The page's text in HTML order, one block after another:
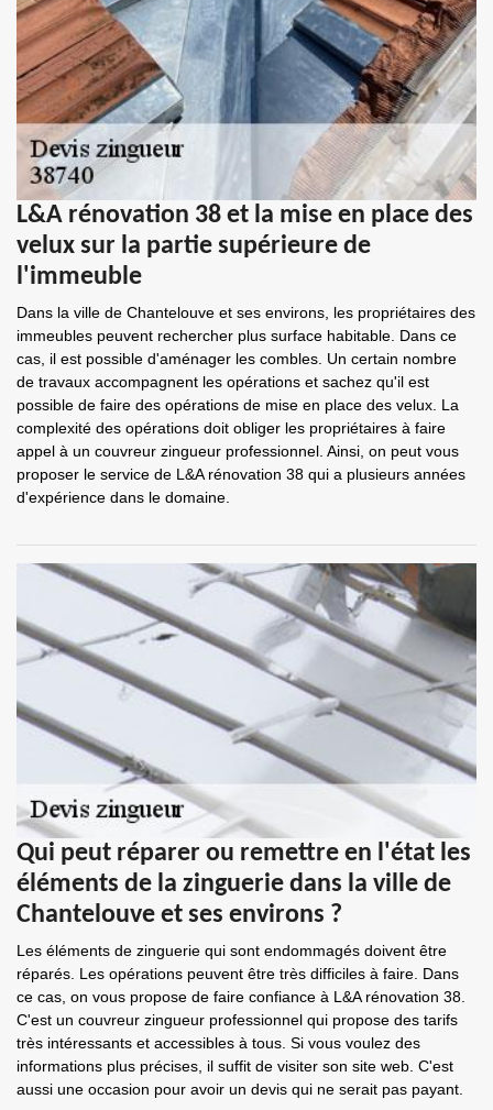
L&A rénovation 38 et la mise en place des
velux sur la partie supérieure de
l'immeuble
Dans la ville de Chantelouve et ses environs, les propriétaires des
immeubles peuvent rechercher plus surface habitable. Dans ce
cas, il est possible d'aménager les combles. Un certain nombre
de travaux accompagnent les opérations et sachez qu'il est
possible de faire des opérations de mise en place des velux. La
complexité des opérations doit obliger les propriétaires à faire
appel à un couvreur zingueur professionnel. Ainsi, on peut vous
proposer le service de L&A rénovation 38 qui a plusieurs années
d'expérience dans le domaine.
Qui peut réparer ou remettre en l'état les
éléments de la zinguerie dans la ville de
Chantelouve et ses environs ?
Les éléments de zinguerie qui sont endommagés doivent être
réparés. Les opérations peuvent être très difficiles à faire. Dans
ce cas, on vous propose de faire confiance à L&A rénovation 38.
C'est un couvreur zingueur professionnel qui propose des tarifs
très intéressants et accessibles à tous. Si vous voulez des
informations plus précises, il suffit de visiter son site web. C'est
aussi une occasion pour avoir un devis qui ne serait pas payant.